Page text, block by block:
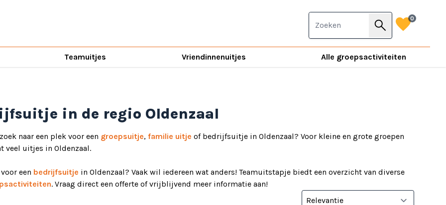
Teamuitjes Vriendinnenuitjes Alle groepsactiviteiten
search favorite0
in de regio Oldenzaal
naar een plek voor een groepsuitje, familie uitje of bedrijfsuitje in Oldenzaal? Voor kleine en grote groepen
veel uitjes in Oldenzaal.
een bedrijfsuitje in Oldenzaal? Vaak wil iedereen wat anders! Teamuitstapje biedt een overzicht van diverse
. Vraag direct een offerte of vrijblijvend meer informatie aan!